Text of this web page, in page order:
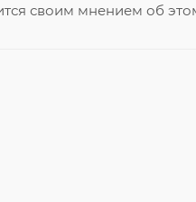
своим мнением об